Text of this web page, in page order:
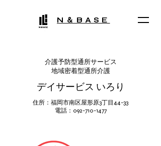
​N＆BASE
介護予防型通所サービス
地域密着型通所介護
デイサービス いろり
住所：福岡市南区屋形原3丁目44-33
​電話：092-710-1477